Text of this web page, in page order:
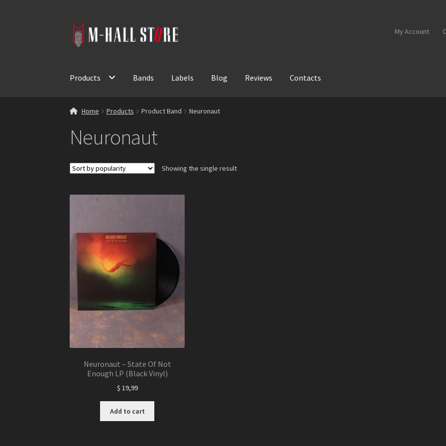
Skip
to
Skip
to
My Account
Products Bands Labels Blog Reviews Contacts
Home Products Product Band Neuronaut
Neuronaut
Showing the single result
Neuronaut – State Of Not
Enough LP (Black Vinyl)
$ 19,99
Add to cart